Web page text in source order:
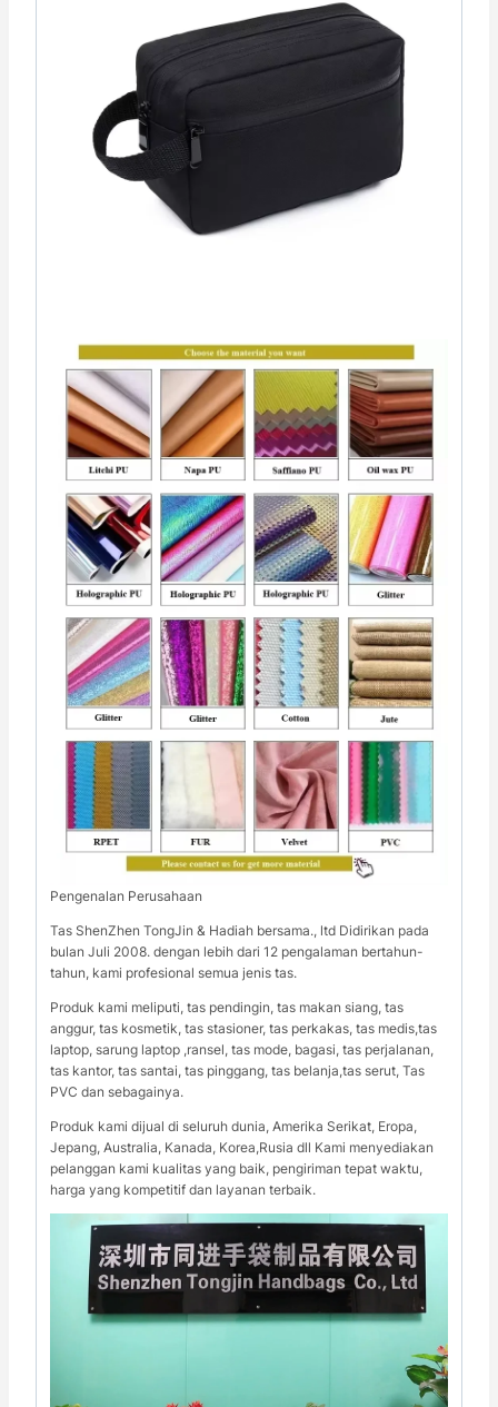
Pengenalan Perusahaan
Tas ShenZhen TongJin & Hadiah bersama., ltd Didirikan pada
bulan Juli 2008. dengan lebih dari 12 pengalaman bertahun-
tahun, kami profesional semua jenis tas.
Produk kami meliputi, tas pendingin, tas makan siang, tas
anggur, tas kosmetik, tas stasioner, tas perkakas, tas medis,tas
laptop, sarung laptop ,ransel, tas mode, bagasi, tas perjalanan,
tas kantor, tas santai, tas pinggang, tas belanja,tas serut, Tas
PVC dan sebagainya.
Produk kami dijual di seluruh dunia, Amerika Serikat, Eropa,
Jepang, Australia, Kanada, Korea,Rusia dll Kami menyediakan
pelanggan kami kualitas yang baik, pengiriman tepat waktu,
harga yang kompetitif dan layanan terbaik.